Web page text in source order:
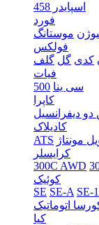
اسپایدر 458
فورد
موستانگ
فولکس
کدی گل گلف
فیات
500 سی ینا
کاپرا
دو دیفرانسیل
کادیلاک
ATS مونتاژ
کرایسلر
300C AWD
کوئیک
SE SE-A SE-
اتوماتیک
کیا